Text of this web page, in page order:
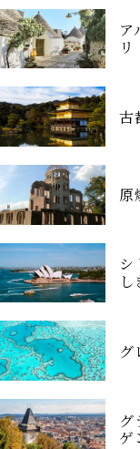
ア
リ
古
原
シ
グ
グ
ゲ